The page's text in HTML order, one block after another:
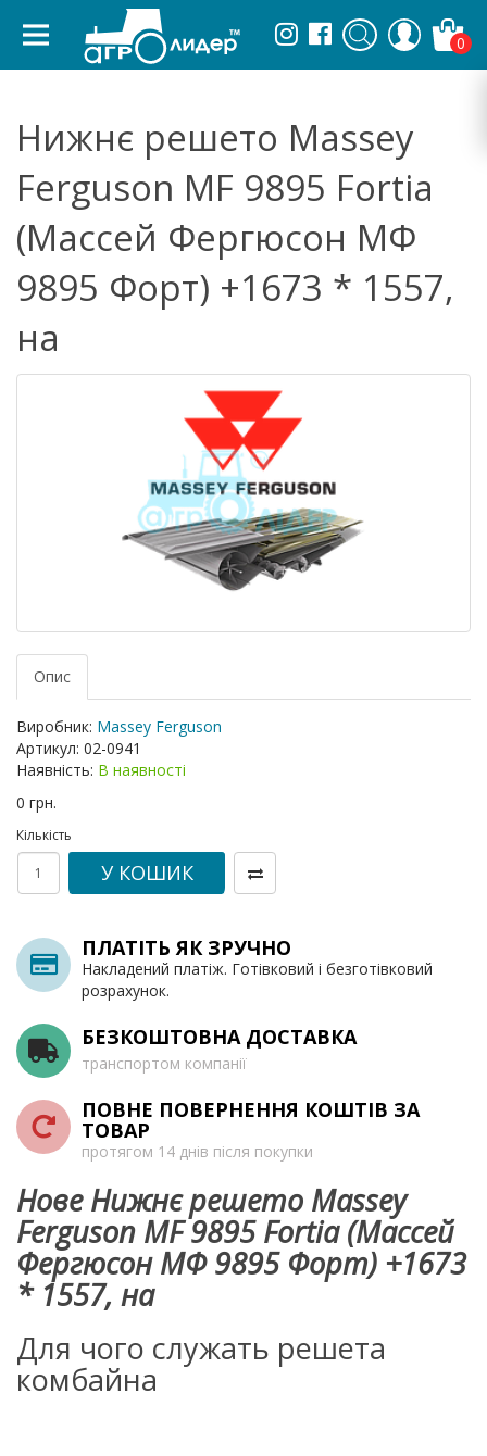
0
Нижнє решето Massey
Ferguson MF 9895 Fortia
(Массей Фергюсон МФ
9895 Форт) +1673 * 1557,
на
Опис
Виробник: Massey Ferguson
Артикул: 02-0941
Наявність: В наявності
0 грн.
Кількість
У КОШИК
ПЛАТІТЬ ЯК ЗРУЧНО
Накладений платіж. Готівковий і безготівковий
розрахунок.
БЕЗКОШТОВНА ДОСТАВКА
транспортом компанії
ПОВНЕ ПОВЕРНЕННЯ КОШТІВ ЗА
ТОВАР
протягом 14 днів після покупки
Нове Нижнє решето Massey
Ferguson MF 9895 Fortia (Массей
Фергюсон МФ 9895 Форт) +1673
* 1557, на
Для чого служать решета
комбайна